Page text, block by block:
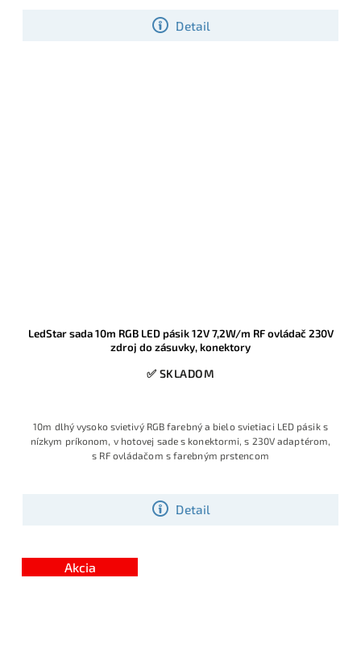
Detail
LedStar sada 10m RGB LED pásik 12V 7,2W/m RF ovládač 230V
zdroj do zásuvky, konektory
✅ SKLADOM
Detail
10m dlhý vysoko svietivý RGB farebný a bielo svietiaci LED pásik s
nízkym príkonom, v hotovej sade s konektormi, s 230V adaptérom,
s RF ovládačom s farebným prstencom
Akcia